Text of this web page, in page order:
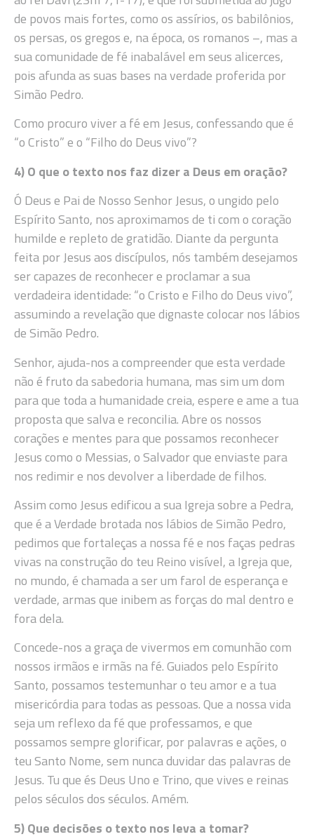
de povos mais fortes, como os assírios, os babilônios,
os persas, os gregos e, na época, os romanos –, mas a
sua comunidade de fé inabalável em seus alicerces,
pois afunda as suas bases na verdade proferida por
Simão Pedro.
Como procuro viver a fé em Jesus, confessando que é
“o Cristo” e o “Filho do Deus vivo”?
4) O que o texto nos faz dizer a Deus em oração?
Ó Deus e Pai de Nosso Senhor Jesus, o ungido pelo
Espírito Santo, nos aproximamos de ti com o coração
humilde e repleto de gratidão. Diante da pergunta
feita por Jesus aos discípulos, nós também desejamos
ser capazes de reconhecer e proclamar a sua
verdadeira identidade: “o Cristo e Filho do Deus vivo”,
assumindo a revelação que dignaste colocar nos lábios
de Simão Pedro.
Senhor, ajuda-nos a compreender que esta verdade
não é fruto da sabedoria humana, mas sim um dom
para que toda a humanidade creia, espere e ame a tua
proposta que salva e reconcilia. Abre os nossos
corações e mentes para que possamos reconhecer
Jesus como o Messias, o Salvador que enviaste para
nos redimir e nos devolver a liberdade de filhos.
Assim como Jesus edificou a sua Igreja sobre a Pedra,
que é a Verdade brotada nos lábios de Simão Pedro,
pedimos que fortaleças a nossa fé e nos faças pedras
vivas na construção do teu Reino visível, a Igreja que,
no mundo, é chamada a ser um farol de esperança e
verdade, armas que inibem as forças do mal dentro e
fora dela.
Concede-nos a graça de vivermos em comunhão com
nossos irmãos e irmãs na fé. Guiados pelo Espírito
Santo, possamos testemunhar o teu amor e a tua
misericórdia para todas as pessoas. Que a nossa vida
seja um reflexo da fé que professamos, e que
possamos sempre glorificar, por palavras e ações, o
teu Santo Nome, sem nunca duvidar das palavras de
Jesus. Tu que és Deus Uno e Trino, que vives e reinas
pelos séculos dos séculos. Amém.
5) Que decisões o texto nos leva a tomar?